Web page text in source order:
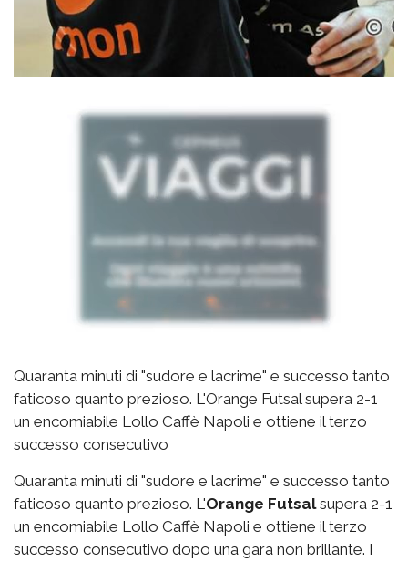
Quaranta minuti di "sudore e lacrime" e successo tanto
faticoso quanto prezioso. L'Orange Futsal supera 2-1
un encomiabile Lollo Caffè Napoli e ottiene il terzo
successo consecutivo
Quaranta minuti di "sudore e lacrime" e successo tanto
faticoso quanto prezioso. L'Orange Futsalsupera 2-1
un encomiabile Lollo Caffè Napoli e ottiene il terzo
successo consecutivo dopo una gara non brillante. I